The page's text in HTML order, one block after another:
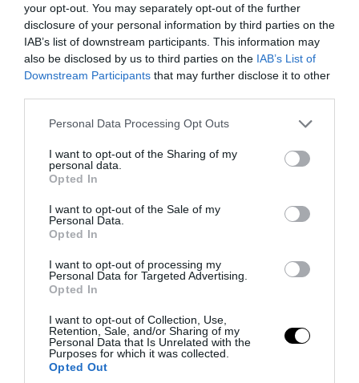
your opt-out. You may separately opt-out of the further
disclosure of your personal information by third parties on the
IAB’s list of downstream participants. This information may
also be disclosed by us to third parties on the IAB’s List of
Downstream Participants that may further disclose it to other
Please note that this website/app uses one or more Google
not limited to your visit or usage behaviour. You may click to
grant or deny consent to Google and its third-party tags to
use your data for below specified purposes in below Google
consent section.
Personal Data Processing Opt Outs
I want to opt-out of the Sharing of my
personal data.
Opted In
I want to opt-out of the Sale of my
Personal Data.
Opted In
I want to opt-out of processing my
Personal Data for Targeted Advertising.
Opted In
I want to opt-out of Collection, Use,
Retention, Sale, and/or Sharing of my
Personal Data that Is Unrelated with the
Purposes for which it was collected.
Opted Out
Η νέα «Ραπουνζέλ» του κόσμου – Μαλλιά
2,71 μέτρων της χάρισαν θέση στο Ρεκόρ
Γκίνες (βίντεο)
07.08.2026 | 20:22
PRONEWS.GR /ΚΟΣΜΟΣ
Σαχάρ Ταμπάρ: Η Ιρανή που